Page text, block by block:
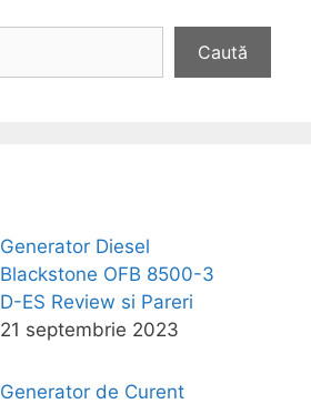
Caută
Generator Diesel
Blackstone OFB 8500-3
D-ES Review si Pareri
21 septembrie 2023
Generator de Curent